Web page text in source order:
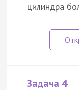
цилиндра
Задача 4